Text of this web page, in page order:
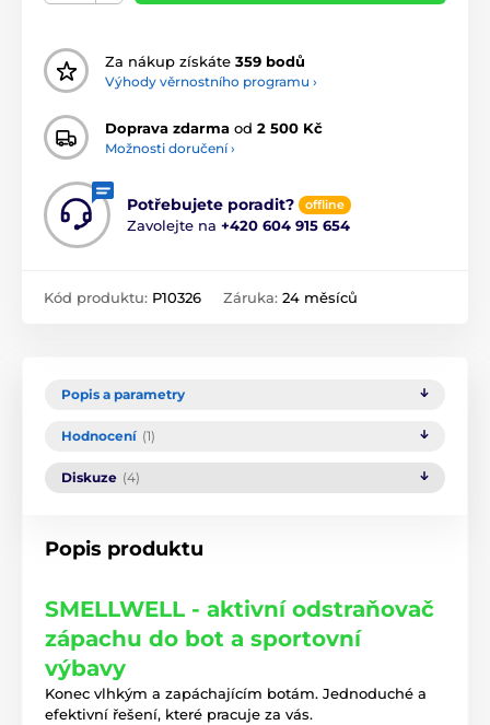
Za nákup získáte 359 bodů
Výhody věrnostního programu ›
Doprava zdarma od 2 500 Kč
Možnosti doručení ›
Potřebujete poradit? offline
Zavolejte na +420 604 915 654
Kód produktu: P10326 Záruka: 24 měsíců
Popis a parametry
Hodnocení (1)
Diskuze (4)
Popis produktu
SMELLWELL - aktivní odstraňovač
zápachu do bot a sportovní
výbavy
Konec vlhkým a zapáchajícím botám. Jednoduché a
efektivní řešení, které pracuje za vás.